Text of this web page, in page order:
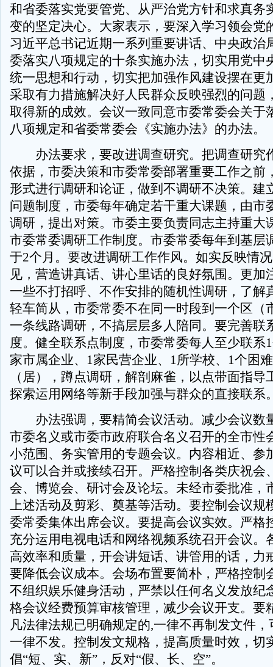
和省委落实党要管党、从严治党方针和求真务
变的坚定决心。大家表示，要深入学习领会党
习近平总书记近期一系列重要讲话、中央政治
委落实八项规定的十条实施办法，切实用党中
统一思想和行动，切实把加强作风建设摆在更
采取有力措施解决好人民群众反映强烈的问题
取得新的成效。会议一致同意市委常委会关于
八项规定和省委常委会《实施办法》的办法。
办法要求，要改进调查研究。把调查研究
依据，市委决策和市委常委部署重要工作之前
形式进行调研和论证，做到不调研不决策。建
问题制度，市委每年确定若干重大课题，由市
调研，提出对策。市委主要负责同志主持重大
市委常委调研工作制度。市委常委每年到基层
于2个月。要改进调研工作作风。如实反映情
见，营造讲真话、讲心里话的良好氛围。更加
一些不打招呼、不作安排的随机性调研，了解
轻车简从，市委常委不在同一时段到一个区（
一条线路调研，不搞层层多人陪同。要完善联
度。健全联系点制度，市委常委每人至少联系
家市属企业、1家民营企业、1所学校、1个困
（居），蹲点调研，解剖麻雀，以点带面指导
探索运用网络等新手段加强与群众的直接联系
办法强调，要精简会议活动。减少会议数
市委名义或市委市政府联合名义召开的全市性
小范围、务实管用的专题会议。内容相近、参
议可以合并或接续召开。严格控制各类庆祝会
会、博览会、研讨会及论坛。未经市委批准，
上述活动及剪彩、奠基等活动。要控制会议规
委常委集体出席会议。要提高会议实效。严格
充分运用电视电话和网络视频系统召开会议。
高效率和质量，开会讲短话、讲管用的话，力
要降低会议成本。会场布置要简朴，严格控制
不组织娱乐健身活动，严禁以任何名义发放纪
格会议经费预算审核管理，减少会议开支。要
凡法律法规已明确规定的,一律不再制发文件
一律不发。控制发文规格，提高质量时效，切
倡“短、实、新”，反对“假、长、空”。